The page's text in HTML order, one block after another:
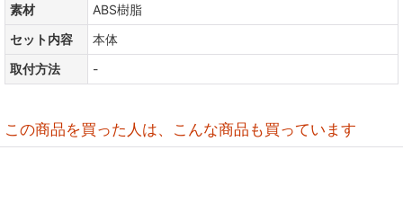
素材
ABS樹脂
セット内容
本体
取付方法
-
この商品を買った人は、こんな商品も買っています